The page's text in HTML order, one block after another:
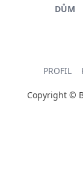
DŮM
PROFIL
Copyright ©